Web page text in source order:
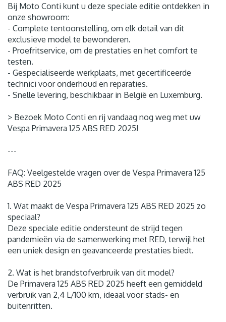
Bij Moto Conti kunt u deze speciale editie ontdekken in
onze showroom:
- Complete tentoonstelling, om elk detail van dit
exclusieve model te bewonderen.
- Proefritservice, om de prestaties en het comfort te
testen.
- Gespecialiseerde werkplaats, met gecertificeerde
technici voor onderhoud en reparaties.
- Snelle levering, beschikbaar in België en Luxemburg.
> Bezoek Moto Conti en rij vandaag nog weg met uw
Vespa Primavera 125 ABS RED 2025!
---
FAQ: Veelgestelde vragen over de Vespa Primavera 125
ABS RED 2025
1. Wat maakt de Vespa Primavera 125 ABS RED 2025 zo
speciaal?
Deze speciale editie ondersteunt de strijd tegen
pandemieën via de samenwerking met RED, terwijl het
een uniek design en geavanceerde prestaties biedt.
2. Wat is het brandstofverbruik van dit model?
De Primavera 125 ABS RED 2025 heeft een gemiddeld
verbruik van 2,4 L/100 km, ideaal voor stads- en
buitenritten.